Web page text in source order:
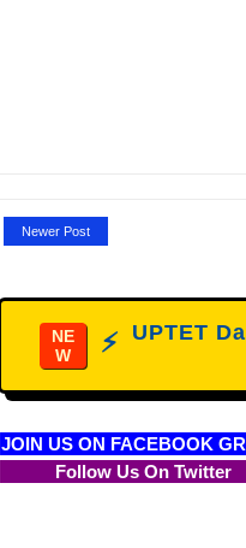
Newer Post
NE
W
⚡
UPTET
JOIN US ON FACEBOOK
Follow Us On Twitter